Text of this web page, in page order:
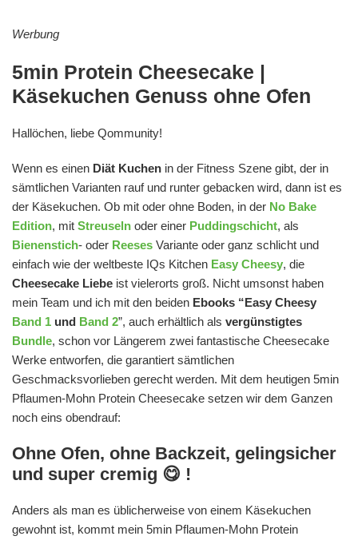
Werbung
5min Protein Cheesecake |
Käsekuchen Genuss ohne Ofen
Hallöchen, liebe Qommunity!
Wenn es einen Diät Kuchen in der Fitness Szene gibt, der in
sämtlichen Varianten rauf und runter gebacken wird, dann ist es
der Käsekuchen. Ob mit oder ohne Boden, in der No Bake
Edition, mit Streuseln oder einer Puddingschicht, als
Bienenstich- oder Reeses Variante oder ganz schlicht und
einfach wie der weltbeste IQs Kitchen Easy Cheesy, die
Cheesecake Liebe ist vielerorts groß. Nicht umsonst haben
mein Team und ich mit den beiden Ebooks “Easy Cheesy
Band 1 und Band 2”, auch erhältlich als vergünstigtes
Bundle, schon vor Längerem zwei fantastische Cheesecake
Werke entworfen, die garantiert sämtlichen
Geschmacksvorlieben gerecht werden. Mit dem heutigen 5min
Pflaumen-Mohn Protein Cheesecake setzen wir dem Ganzen
noch eins obendrauf:
Ohne Ofen, ohne Backzeit, gelingsicher
und super cremig 😋 !
Anders als man es üblicherweise von einem Käsekuchen
gewohnt ist, kommt mein 5min Pflaumen-Mohn Protein